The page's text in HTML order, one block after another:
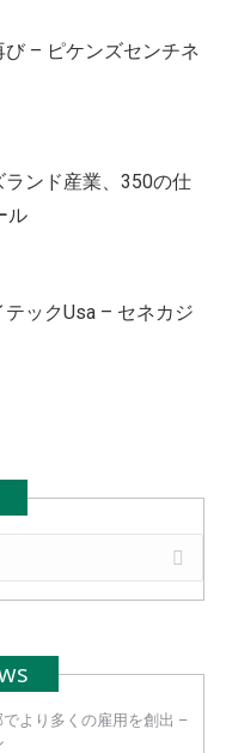
– ピケンズセンチネ
ンド産業、350の仕
ル
ックUsa – セネカジ
より多くの雇用を創出 –